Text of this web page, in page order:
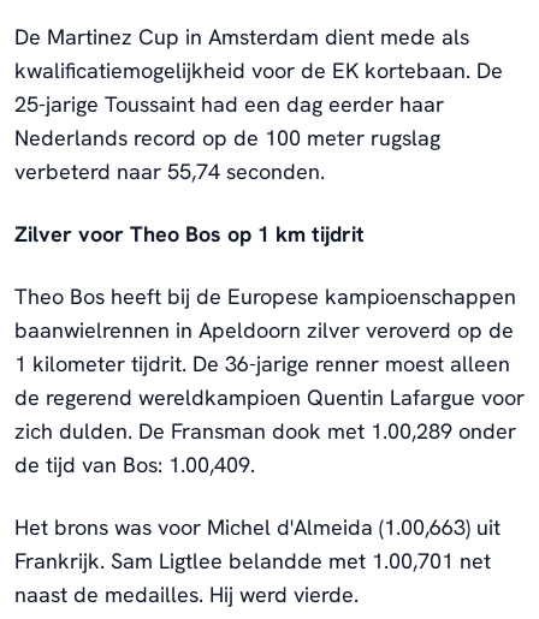
De Martinez Cup in Amsterdam dient mede als
kwalificatiemogelijkheid voor de EK kortebaan. De
25-jarige Toussaint had een dag eerder haar
Nederlands record op de 100 meter rugslag
verbeterd naar 55,74 seconden.
Zilver voor Theo Bos op 1 km tijdrit
Theo Bos heeft bij de Europese kampioenschappen
baanwielrennen in Apeldoorn zilver veroverd op de
1 kilometer tijdrit. De 36-jarige renner moest alleen
de regerend wereldkampioen Quentin Lafargue voor
zich dulden. De Fransman dook met 1.00,289 onder
de tijd van Bos: 1.00,409.
Het brons was voor Michel d'Almeida (1.00,663) uit
Frankrijk. Sam Ligtlee belandde met 1.00,701 net
naast de medailles. Hij werd vierde.